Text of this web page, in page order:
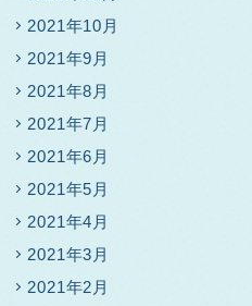
2021年10月
2021年9月
2021年8月
2021年7月
2021年6月
2021年5月
2021年4月
2021年3月
2021年2月